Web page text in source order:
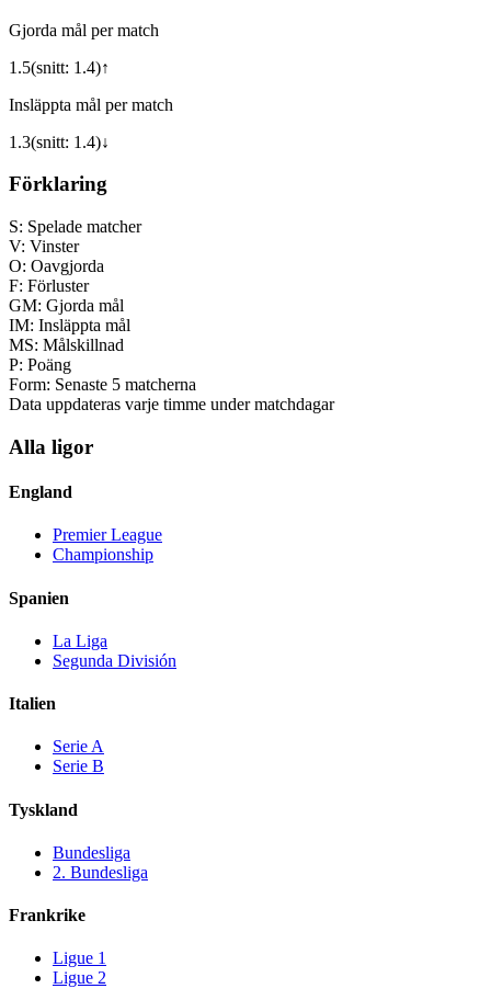
Gjorda mål per match
1.5(snitt: 1.4)↑
Insläppta mål per match
1.3(snitt: 1.4)↓
Förklaring
S: Spelade matcher
V: Vinster
O: Oavgjorda
F: Förluster
GM: Gjorda mål
IM: Insläppta mål
MS: Målskillnad
P: Poäng
Form: Senaste 5 matcherna
Data uppdateras varje timme under matchdagar
Alla ligor
England
Premier League
Championship
Spanien
La Liga
Segunda División
Italien
Serie A
Serie B
Tyskland
Bundesliga
2. Bundesliga
Frankrike
Ligue 1
Ligue 2